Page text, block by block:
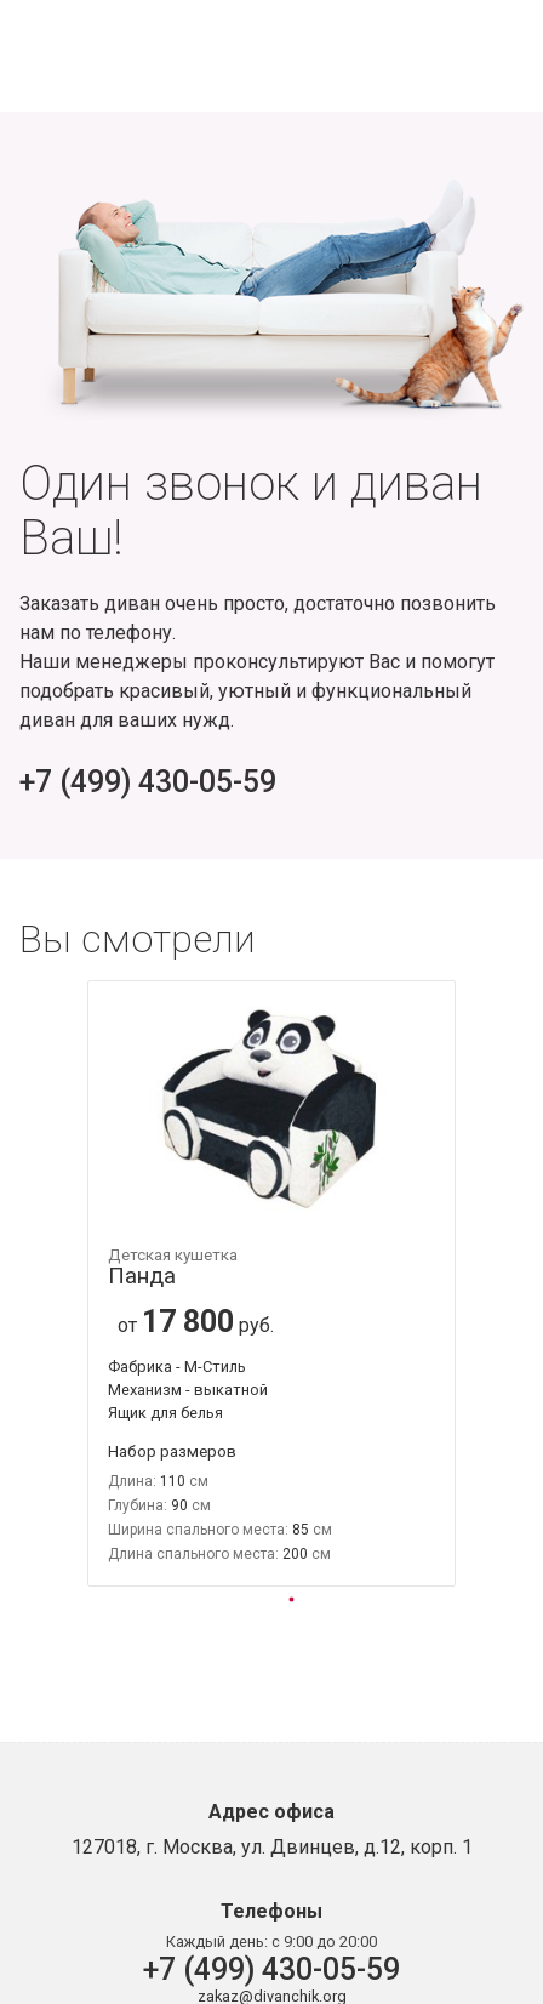
Один звонок и диван
Ваш!
Заказать диван очень просто, достаточно позвонить
нам по телефону.
Наши менеджеры проконсультируют Вас и помогут
подобрать красивый, уютный и функциональный
диван для ваших нужд.
+7 (499) 430-05-59
Вы смотрели
Детская кушетка
Панда
от 17 800 руб.
Фабрика - М-Стиль
Механизм - выкатной
Ящик для белья
Набор размеров
Длина: 110
Глубина: 90
Ширина спального места: 85
Длина спального места: 200
Адрес офиса
127018, г. Москва, ул. Двинцев, д.12, корп. 1
Телефоны
Каждый день: с 9:00 до 20:00
+7 (499) 430-05-59
zakaz@divanchik.org